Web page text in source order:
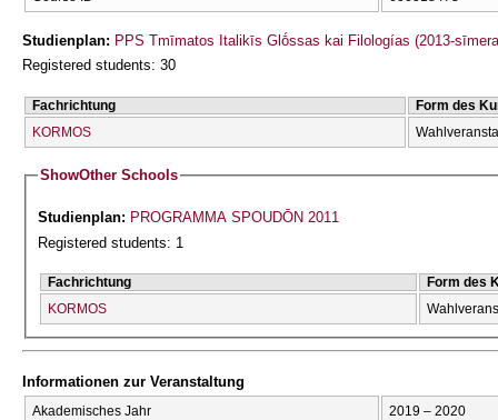
Studienplan: PPS Tmīmatos Italikīs Glṓssas kai Filologías (2013-
Registered students: 30
Fachrichtung
Form des
KORMOS
ShowOther Schools
Studienplan: PROGRAMMA SPOUDŌN 2011
Registered students: 1
Fachrichtung
Form des
KORMOS
Informationen zur Veranstaltung
Akademisches Jahr 2019 – 2020